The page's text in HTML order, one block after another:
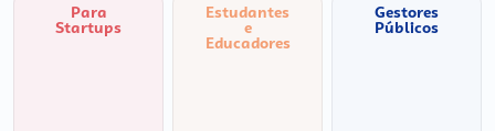
Para
Startups
Estudantes
e
Educadores
Gestores
Públicos